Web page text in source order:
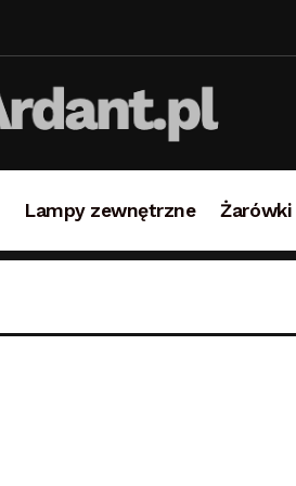
Lampy zewnętrzne Żarówki